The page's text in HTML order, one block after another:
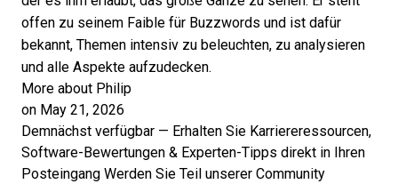
offen zu seinem Faible für Buzzwords und ist dafür
bekannt, Themen intensiv zu beleuchten, zu analysieren
und alle Aspekte aufzudecken.
More about Philip
on May 21, 2026
Demnächst verfügbar — Erhalten Sie Karriereressourcen,
Software-Bewertungen & Experten-Tipps direkt in Ihren
Posteingang Werden Sie Teil unserer Community